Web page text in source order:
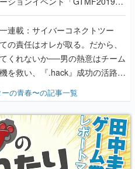
より理解を深めよう【PR】
一連載：サイバーコネクトツー
の責任はオレが取る。だから、
くれないか──男の熱意はチーム
を救い、『.hack』成功の活路を
ンプ』色だった【若ゲのいた
の青春〜の記事一覧